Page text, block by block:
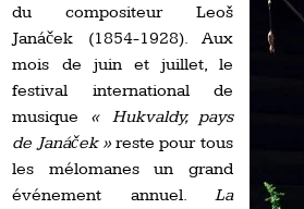
du compositeur Leoš
Janáček (1854-1928). Aux
mois de juin et juillet, le
festival international de
musique « Hukvaldy, pays
de Janáček »reste pour tous
les mélomanes un grand
événement annuel. La